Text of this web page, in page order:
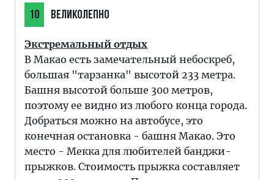
10 ВЕЛИКОЛЕПНО
Экстремальный отдых
В Макао есть замечательный небоскреб,
большая "тарзанка" высотой 233 метра.
Башня высотой больше 300 метров,
поэтому ее видно из любого конца города.
Добраться можно на автобусе, это
конечная остановка - башня Макао. Это
место - Мекка для любителей банджи-
прыжков. Стоимость прыжка составляет